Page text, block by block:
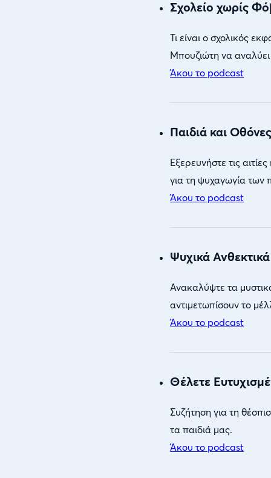
Σχολείο χωρίς
Τι είναι ο σχολικός
Μπουζιώτη να
Άκου το podcast
Παιδιά και
Εξερευνήστε τις
για τη ψυχαγωγία των
Άκου το podcast
Ψυχικά
Ανακαλύψτε τα
αντιμετωπίσουν το
Άκου το podcast
Θέλετε
Συζήτηση για τη
τα παιδιά μας.
Άκου το podcast